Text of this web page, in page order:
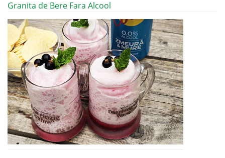
Granita de Bere Fara Alcool